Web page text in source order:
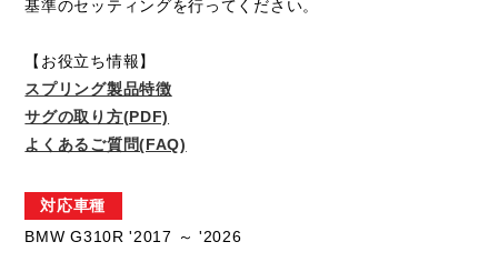
基準のセッティングを行ってください。
【お役立ち情報】
スプリング製品特徴
サグの取り方(PDF)
よくあるご質問(FAQ)
対応車種
BMW G310R '2017 ～ '2026